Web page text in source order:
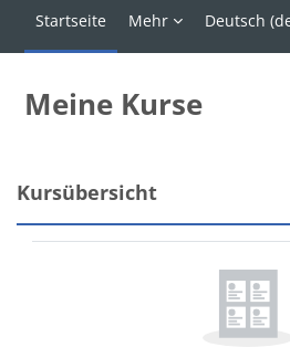
Startseite Mehr Deutsch
Meine Kurse
Hauptinhaltsblöcke
Kursübersicht überspringen
Kursübersicht